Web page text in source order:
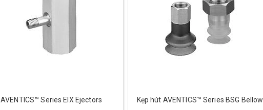
AVENTICS™ Series EIX Ejectors Kẹp hút AVENTICS™ Series BSG Bellow